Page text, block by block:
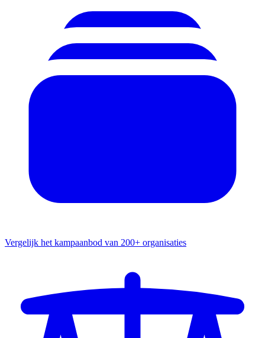
Vergelijk het kampaanbod van 200+ organisaties